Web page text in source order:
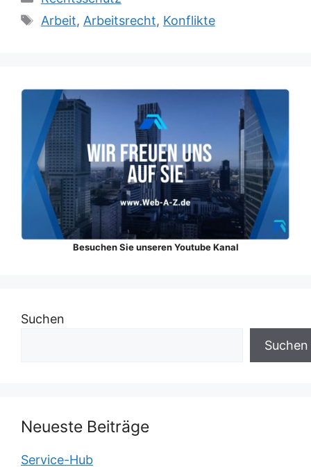
Schlagwörter
Arbeit, Arbeitsrecht, Konflikte
Besuchen Sie unseren Youtube Kanal
Suchen
Suchen
Neueste Beiträge
Service-Hub